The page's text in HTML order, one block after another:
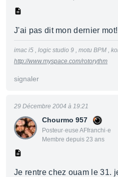
J'ai pas dit mon dernier
imac i5 , logic studio 9 , motu BPM ,
http://www.myspace.com/rotorythm
signaler
Chourmo 957
Posteur·euse AFfranchi·e
Membre depuis 23 ans
29 Décembre 2004 à 19:21
Je rentre chez ouam le 31.